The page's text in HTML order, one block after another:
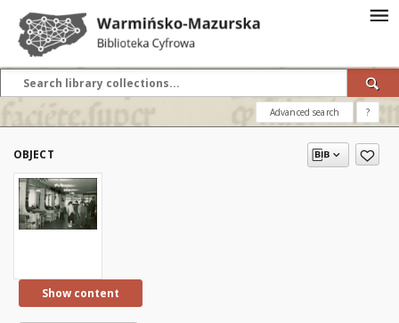
Advanced search ?
OBJECT
Show content